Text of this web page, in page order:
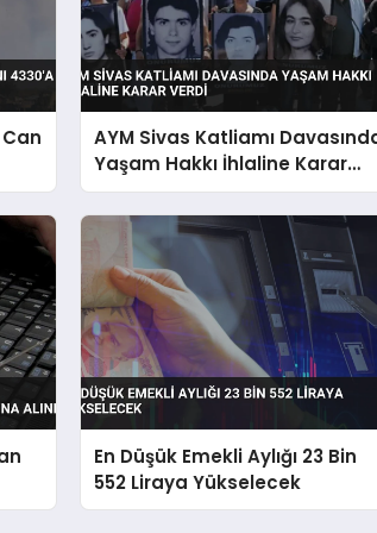
Can
AYM Sivas Katliamı
Yaşam Hakkı İhlaline Karar
Verdi
En Düşük Emekli Aylığı 23 Bin
552 Liraya Yükselecek